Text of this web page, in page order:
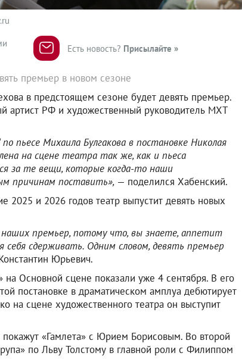
Есть новость? Присылайте »
премьер в новом сезоне
в предстоящем сезоне будет девять премьер.
артист РФ и художественный руководитель МХТ
пьесе Михаила Булгакова в постановке Николая
на сцене театра так же, как и пьеса
за те вещи, которые когда-то наши
причинам поставить», — поделился Хабенский.
и 2026 годов театр выпустит девять новых
премьер, потому что, вы знаете, аппетит
сдерживать. Одним словом, девять премьер
Юрьевич.
Основной сцене показали уже 4 сентября. В его
постановке в драматическом амплуа дебютирует
на сцене художественного театра он выступит
«Гамлета» с Юрием Борисовым. Во второй
по Льву Толстому в главной роли с Филиппом